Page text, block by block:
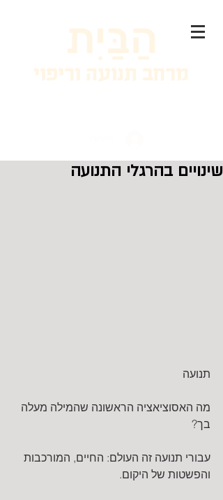
מרחב תנועה וריפוי
הַבַּיִת
שינויים בהרגלי התנועה
תנועה
מה האסוציאציה הראשונה שהמילה מעלה
בך?
עבורי תנועה זה העולם: החיים, המורכבות
והפשטות של היקום.